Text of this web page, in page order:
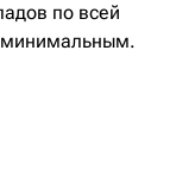
по всей
минимальным.